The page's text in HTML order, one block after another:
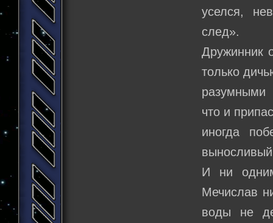
уселся,
след».
Дружинник
только
разумными
что и
иногда
И ни
Мечислав
воды не